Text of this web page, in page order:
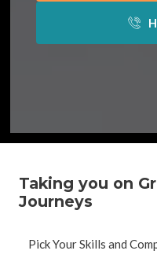
Taking you on
Journeys
Pick Your Skills and